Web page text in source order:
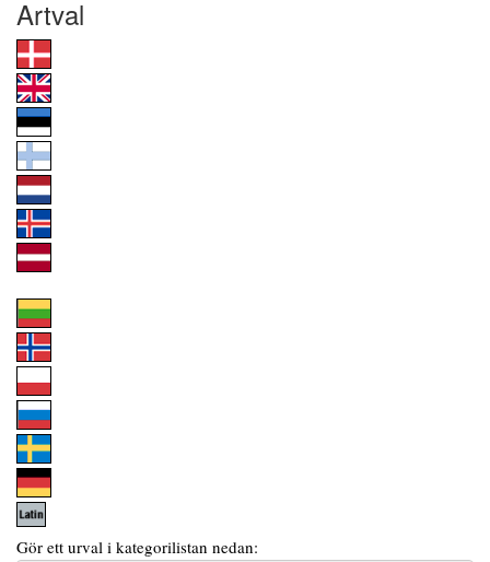
Artval
Gör ett urval i kategorilistan nedan: